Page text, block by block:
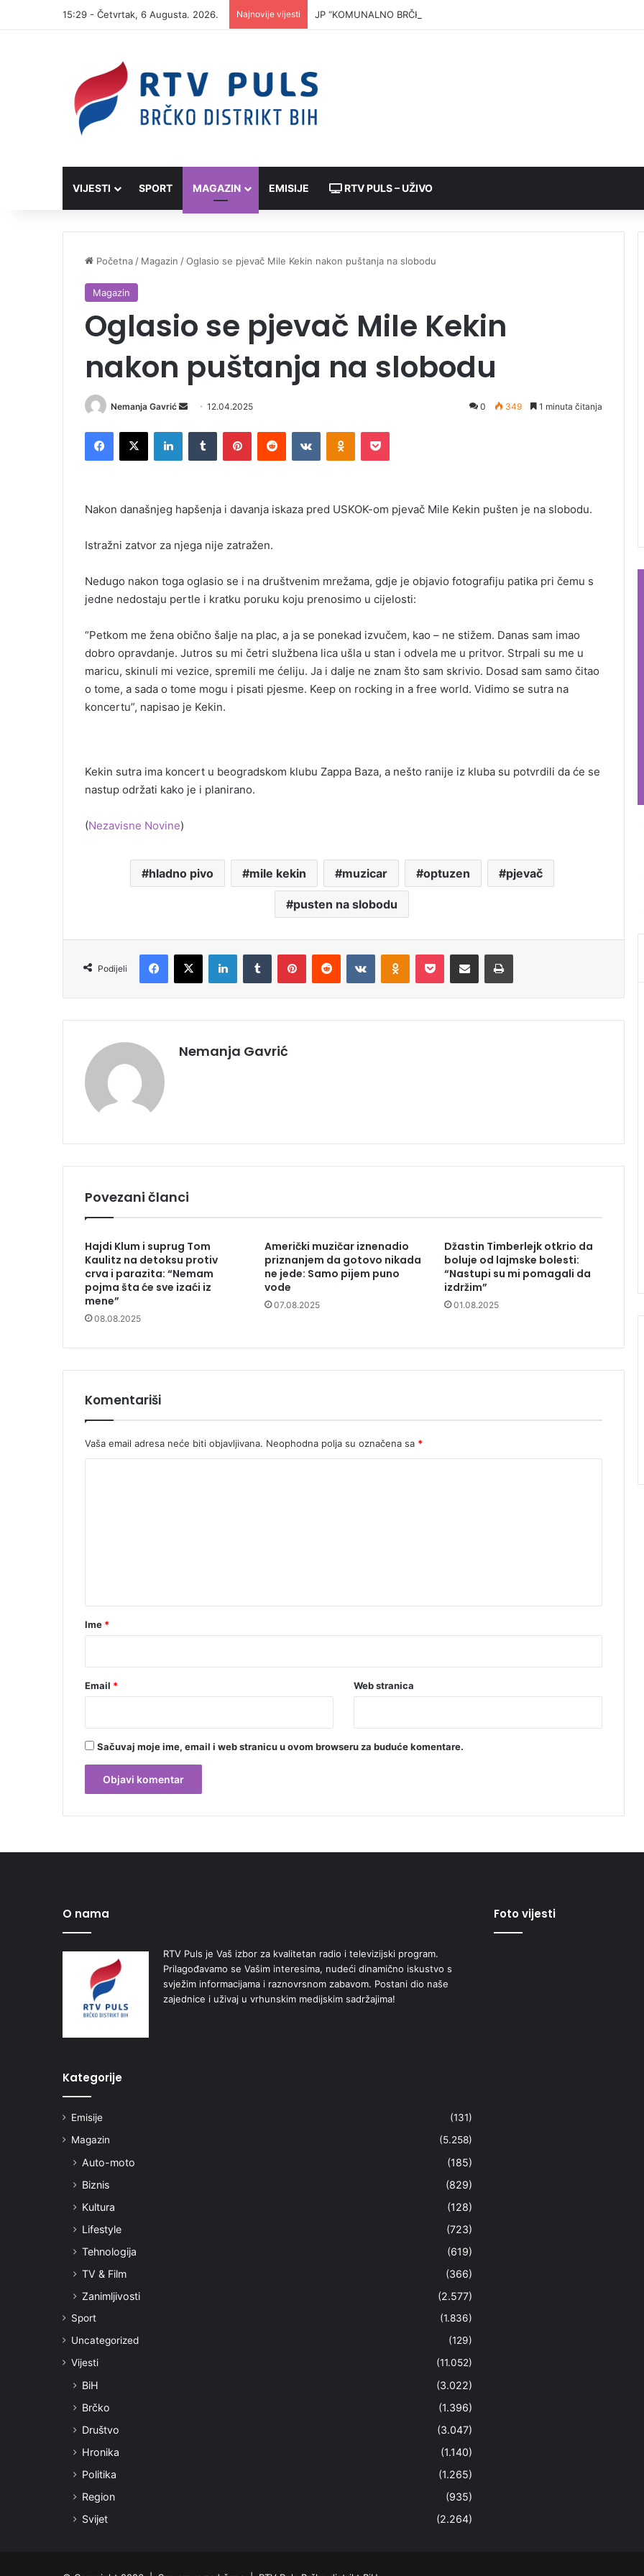
15:29 - Četvrtak, 6 Augusta. 2026. Najnovije vijesti JP “KOMUNALNO BRČKO”: Voda iz rezervoara Gajevi trenutno nije za piće
VIJESTI SPORT MAGAZIN EMISIJE RTV PULS – UŽIVO
Početna / Magazin /Oglasio se pjevač Mile Kekin nakon puštanja na slobodu
Magazin
Oglasio se pjevač Mile Kekin
nakon puštanja na slobodu
Nemanja Gavrić
d
e
a
l
12.04.2025 0 349 1 minuta čitanja
Nakon današnjeg hapšenja i davanja iskaza pred USKOK-om pjevač Mile Kekin pušten je na slobodu.
Istražni zatvor za njega nije zatražen.
Nedugo nakon toga oglasio se i na društvenim mrežama, gdje je objavio fotografiju patika pri čemu s
jedne nedostaju pertle i kratku poruku koju prenosimo u cijelosti:
“Petkom me žena obično šalje na plac, a ja se ponekad izvučem, kao – ne stižem. Danas sam imao
dobro opravdanje. Jutros su mi četri službena lica ušla u stan i odvela me u pritvor. Strpali su me u
maricu, skinuli mi vezice, spremili me ćeliju. Ja i dalje ne znam što sam skrivio. Dosad sam samo čitao
o tome, a sada o tome mogu i pisati pjesme. Keep on rocking in a free world. Vidimo se sutra na
koncertu”, napisao je Kekin.
Kekin sutra ima koncert u beogradskom klubu Zappa Baza, a nešto ranije iz kluba su potvrdili da će se
nastup održati kako je i planirano.
(Nezavisne Novine)
hladno pivo mile kekin muzicar optuzen pjevač
pusten na slobodu
Podijeli
Nemanja Gavrić
Povezani članci
Hajdi Klum i suprug Tom
Kaulitz na detoksu protiv
crva i parazita: “Nemam
pojma šta će sve izaći iz
mene”
08.08.2025
Američki muzičar iznenadio
priznanjem da gotovo nikada
ne jede: Samo pijem puno
vode
07.08.2025
Džastin Timberlejk otkrio da
boluje od lajmske bolesti:
“Nastupi su mi pomagali da
izdržim”
01.08.2025
Komentariši
Vaša email adresa neće biti objavljivana. Neophodna polja su označena sa *
r
Ime *
Email * Web stranica
Sačuvaj moje ime, email i web stranicu u ovom browseru za buduće komentare.
O nama
RTV Puls je Vaš izbor za kvalitetan radio i televizijski program.
Prilagođavamo se Vašim interesima, nudeći dinamično iskustvo s
svježim informacijama i raznovrsnom zabavom. Postani dio naše
zajednice i uživaj u vrhunskim medijskim sadržajima!
Kategorije
Emisije
(131)
Magazin
(5.258)
Auto-moto
(185)
Biznis
(829)
Kultura
(128)
Lifestyle
(723)
Tehnologija
(619)
TV & Film
(366)
Zanimljivosti
(2.577)
Sport
(1.836)
Uncategorized
(129)
Vijesti
(11.052)
BiH
(3.022)
Brčko
(1.396)
Društvo
(3.047)
Hronika
(1.140)
Politika
(1.265)
Region
(935)
Svijet
(2.264)
Foto vijesti